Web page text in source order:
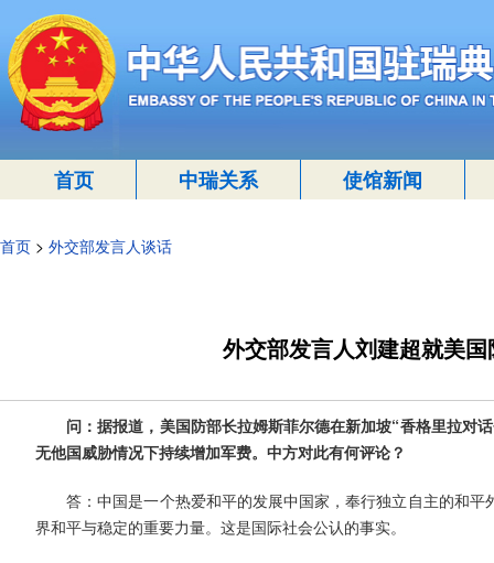
首页 中瑞关系 使馆新闻
首页 > 外交部发言人谈话
外交部发言人刘建超就美
问：据报道，美国防部长拉姆斯菲尔德在新加坡“香格里拉对
无他国威胁情况下持续增加军费。中方对此有何评论？
答：中国是一个热爱和平的发展中国家，奉行独立自主的和平
界和平与稳定的重要力量。这是国际社会公认的事实。